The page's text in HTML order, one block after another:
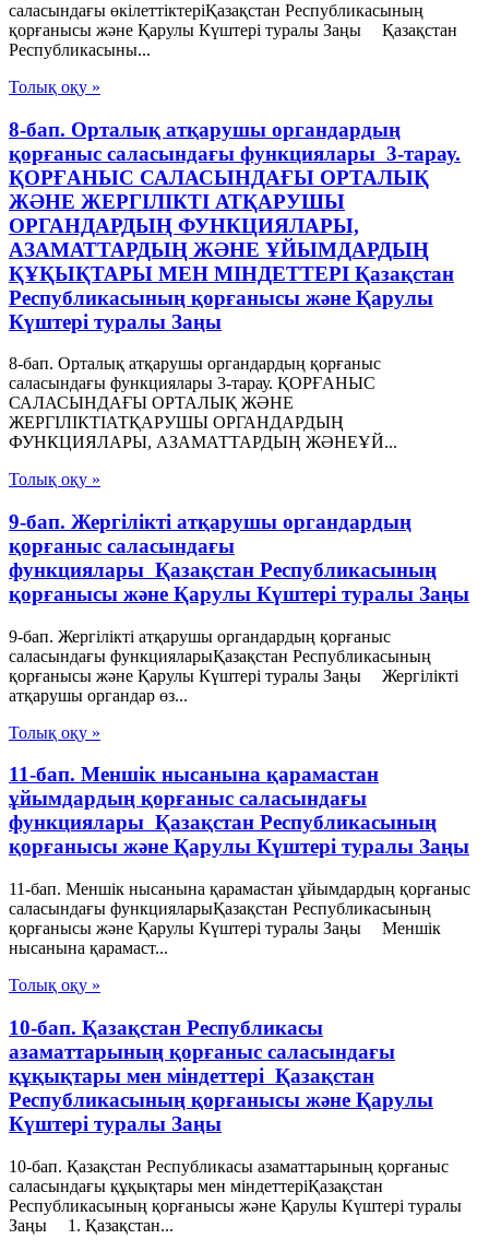
саласындағы өкілеттіктеріҚазақстан Республикасының
қорғанысы және Қарулы Күштері туралы Заңы Қазақстан
Республикасыны...
Толық оқу »
8-бап. Орталық атқарушы органдардың
қорғаныс саласындағы функциялары 3-тарау.
ҚОРҒАНЫС САЛАСЫНДАҒЫ ОРТАЛЫҚ
ЖӘНЕ ЖЕРГІЛIКТІ АТҚАРУШЫ
ОРГАНДАРДЫҢ ФУНКЦИЯЛАРЫ,
АЗАМАТТАРДЫҢ ЖӘНЕ ҰЙЫМДАРДЫҢ
ҚҰҚЫҚТАРЫ МЕН МIНДЕТТЕРІ Қазақстан
Республикасының қорғанысы және Қарулы
Күштері туралы Заңы
8-бап. Орталық атқарушы органдардың қорғаныс
саласындағы функциялары 3-тарау. ҚОРҒАНЫС
САЛАСЫНДАҒЫ ОРТАЛЫҚ ЖӘНЕ
ЖЕРГІЛIКТІАТҚАРУШЫ ОРГАНДАРДЫҢ
ФУНКЦИЯЛАРЫ, АЗАМАТТАРДЫҢ ЖӘНЕҰЙ...
Толық оқу »
9-бап. Жергіліктi атқарушы органдардың
қорғаныс саласындағы
функциялары Қазақстан Республикасының
қорғанысы және Қарулы Күштері туралы Заңы
9-бап. Жергіліктi атқарушы органдардың қорғаныс
саласындағы функцияларыҚазақстан Республикасының
қорғанысы және Қарулы Күштері туралы Заңы Жергілiкті
атқарушы органдар өз...
Толық оқу »
11-бап. Меншiк нысанына қарамастан
ұйымдардың қорғаныс саласындағы
функциялары Қазақстан Республикасының
қорғанысы және Қарулы Күштері туралы Заңы
11-бап. Меншiк нысанына қарамастан ұйымдардың қорғаныс
саласындағы функцияларыҚазақстан Республикасының
қорғанысы және Қарулы Күштері туралы Заңы Меншiк
нысанына қарамаст...
Толық оқу »
10-бап. Қазақстан Республикасы
азаматтарының қорғаныс саласындағы
құқықтары мен міндеттері Қазақстан
Республикасының қорғанысы және Қарулы
Күштері туралы Заңы
10-бап. Қазақстан Республикасы азаматтарының қорғаныс
саласындағы құқықтары мен міндеттеріҚазақстан
Республикасының қорғанысы және Қарулы Күштері туралы
Заңы 1. Қазақстан...